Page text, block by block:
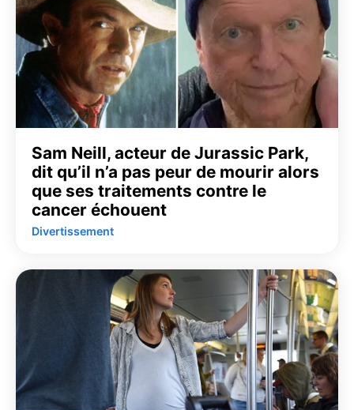
Sam Neill, acteur de Jurassic Park,
dit qu’il n’a pas peur de mourir alors
que ses traitements contre le
cancer échouent
Divertissement